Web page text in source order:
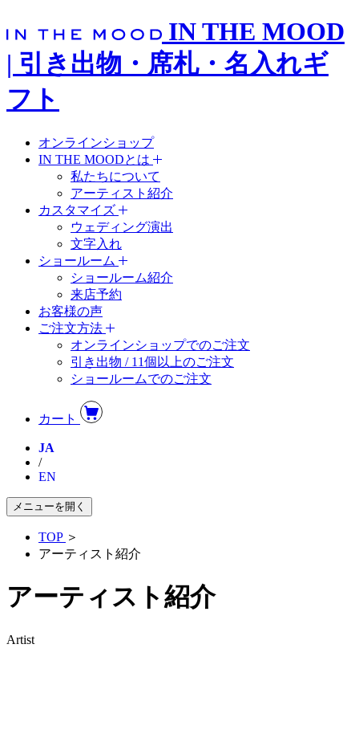
IN THE MOOD
| 引き出物・席札・名入れギ
フト
オンラインショップ
IN THE MOODとは
私たちについて
アーティスト紹介
カスタマイズ
ウェディング演出
文字入れ
ショールーム
ショールーム紹介
来店予約
お客様の声
ご注文方法
オンラインショップでのご注文
引き出物 / 11個以上のご注文
ショールームでのご注文
カート
JA
/
EN
メニューを開く
TOP ＞
アーティスト紹介
アーティスト紹介
Artist